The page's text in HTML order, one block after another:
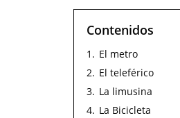
Contenidos
1. El metro
2. El teleférico
3. La limusina
4. La Bicicleta